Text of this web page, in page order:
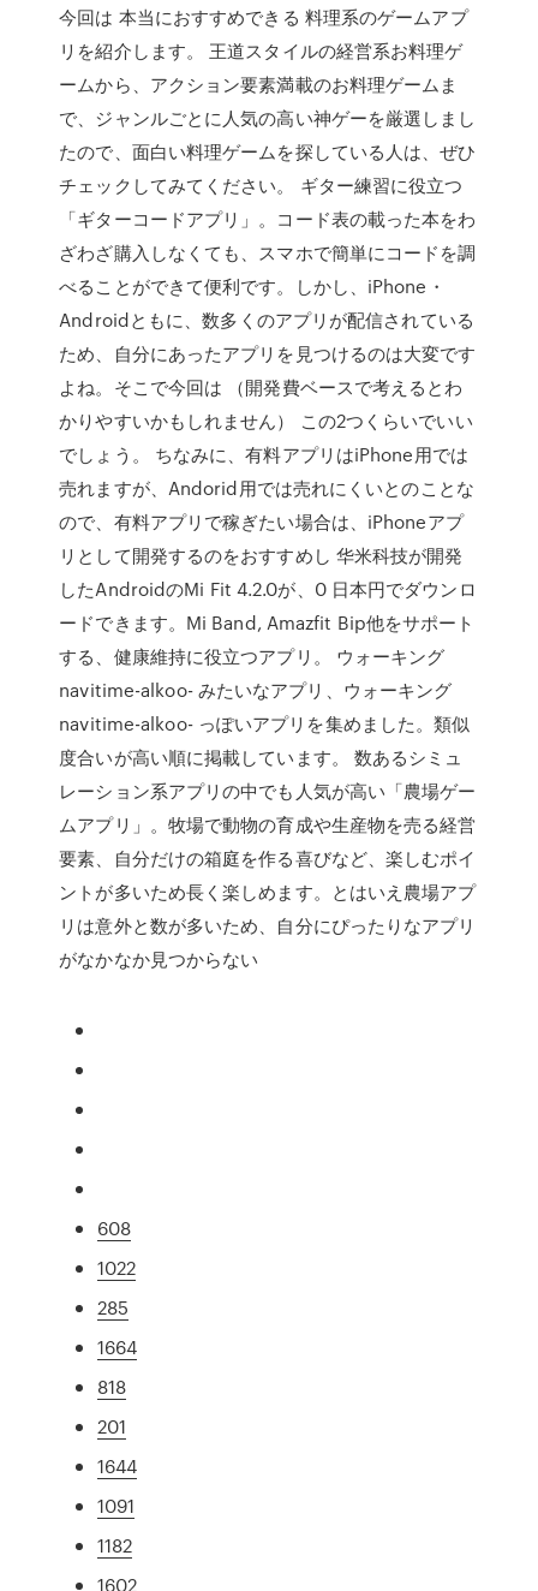
今回は 本当におすすめできる 料理系のゲームアプ
リを紹介します。 王道スタイルの経営系お料理ゲ
ームから、アクション要素満載のお料理ゲームま
で、ジャンルごとに人気の高い神ゲーを厳選しまし
たので、面白い料理ゲームを探している人は、ぜひ
チェックしてみてください。 ギター練習に役立つ
「ギターコードアプリ」。コード表の載った本をわ
ざわざ購入しなくても、スマホで簡単にコードを調
べることができて便利です。しかし、iPhone・
Androidともに、数多くのアプリが配信されている
ため、自分にあったアプリを見つけるのは大変です
よね。そこで今回は （開発費ベースで考えるとわ
かりやすいかもしれません） この2つくらいでいい
でしょう。 ちなみに、有料アプリはiPhone用では
売れますが、Andorid用では売れにくいとのことな
ので、有料アプリで稼ぎたい場合は、iPhoneアプ
リとして開発するのをおすすめし 华米科技が開発
したAndroidのMi Fit 4.2.0が、0 日本円でダウンロ
ードできます。Mi Band, Amazfit Bip他をサポート
する、健康維持に役立つアプリ。 ウォーキング
navitime-alkoo- みたいなアプリ、ウォーキング
navitime-alkoo- っぽいアプリを集めました。類似
度合いが高い順に掲載しています。 数あるシミュ
レーション系アプリの中でも人気が高い「農場ゲー
ムアプリ」。牧場で動物の育成や生産物を売る経営
要素、自分だけの箱庭を作る喜びなど、楽しむポイ
ントが多いため長く楽しめます。とはいえ農場アプ
リは意外と数が多いため、自分にぴったりなアプリ
がなかなか見つからない
608
1022
285
1664
818
201
1644
1091
1182
1602